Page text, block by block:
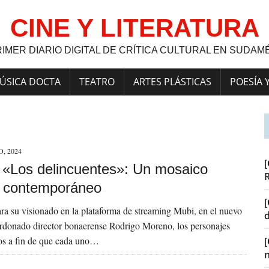
CINE Y LITERATURA
DIARIO DIGITAL DE CRÍTICA CULTURAL EN
DOCTA TEATRO ARTES PLÁSTICAS POESÍA
2024
delincuentes»: Un mosaico
su visionado en la plataforma de streaming Mubi, en el nuevo
director bonaerense Rodrigo Moreno, los personajes
a fin de que cada uno…